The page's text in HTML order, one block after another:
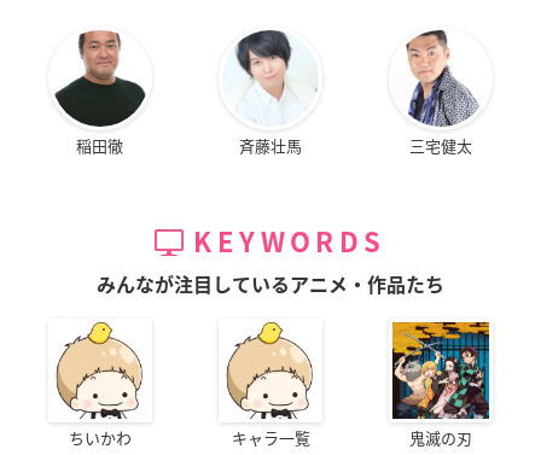
稲田徹 斉藤壮馬 三宅健太
KEYWORDS
みんなが注目しているアニメ・作品たち
ちいかわ キャラ一覧 鬼滅の刃